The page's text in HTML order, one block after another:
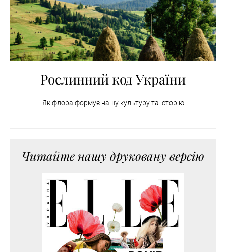
Рослинний код України
Як флора формує нашу культуру та історію
Читайте нашу друковану версію